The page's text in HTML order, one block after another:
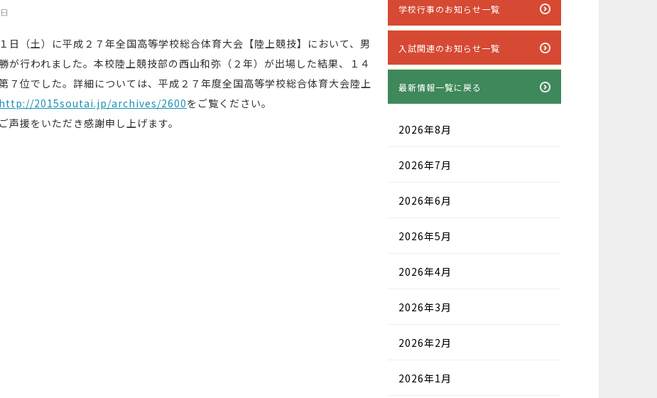
日（土）に平成２７年全国高等学校総合体育大会【陸上競技】において、男
が行われました。本校陸上競技部の西山和弥（２年）が出場した結果、１４
７位でした。詳細については、平成２７年度全国高等学校総合体育大会陸上
http://2015soutai.jp/archives/2600をご覧ください。
声援をいただき感謝申し上げます。
学校行事のお知らせ一覧
入試関連のお知らせ一覧
最新情報一覧に戻る
2026年8月
2026年7月
2026年6月
2026年5月
2026年4月
2026年3月
2026年2月
2026年1月